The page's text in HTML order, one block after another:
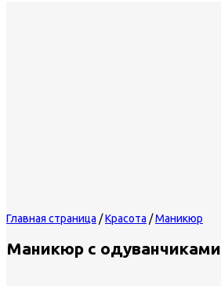
Главная страница /Красота /Маникюр
Маникюр с одуванчиками